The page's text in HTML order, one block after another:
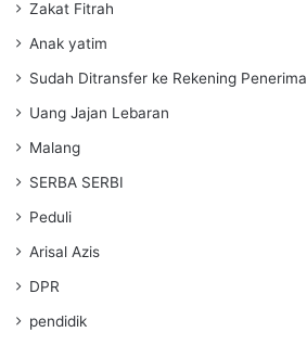
Zakat Fitrah
Anak yatim
Sudah Ditransfer ke Rekening Penerima
Uang Jajan Lebaran
Malang
SERBA SERBI
Peduli
Arisal Azis
DPR
pendidik